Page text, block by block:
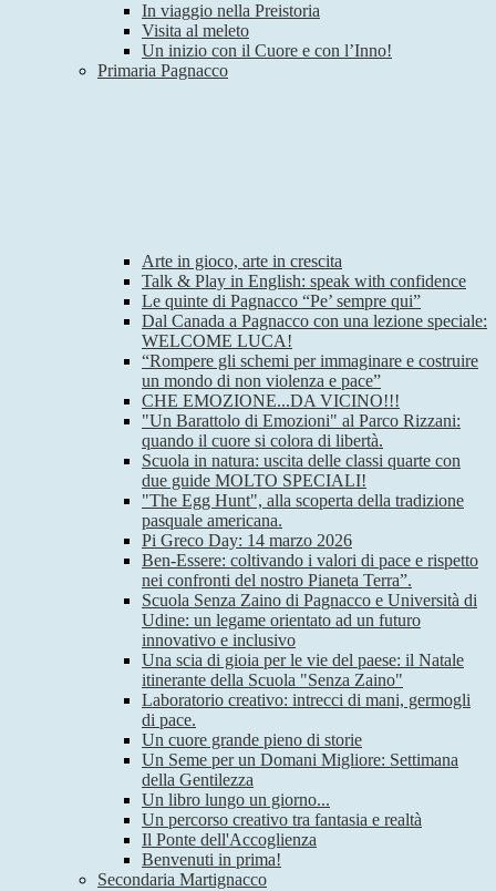
In viaggio nella Preistoria
Visita al meleto
Un inizio con il Cuore e con l’Inno!
Primaria Pagnacco
Arte in gioco, arte in crescita
Talk & Play in English: speak with confidence
Le quinte di Pagnacco “Pe’ sempre qui”
Dal Canada a Pagnacco con una lezione speciale:
WELCOME LUCA!
“Rompere gli schemi per immaginare e costruire
un mondo di non violenza e pace”
CHE EMOZIONE...DA VICINO!!!
"Un Barattolo di Emozioni" al Parco Rizzani:
quando il cuore si colora di libertà.
Scuola in natura: uscita delle classi quarte con
due guide MOLTO SPECIALI!
"The Egg Hunt", alla scoperta della tradizione
pasquale americana.
Pi Greco Day: 14 marzo 2026
Ben-Essere: coltivando i valori di pace e rispetto
nei confronti del nostro Pianeta Terra”.
Scuola Senza Zaino di Pagnacco e Università di
Udine: un legame orientato ad un futuro
innovativo e inclusivo
Una scia di gioia per le vie del paese: il Natale
itinerante della Scuola "Senza Zaino"
Laboratorio creativo: intrecci di mani, germogli
di pace.
Un cuore grande pieno di storie
Un Seme per un Domani Migliore: Settimana
della Gentilezza
Un libro lungo un giorno...
Un percorso creativo tra fantasia e realtà
Il Ponte dell'Accoglienza
Benvenuti in prima!
Secondaria Martignacco